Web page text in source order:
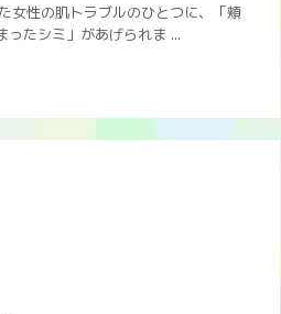
女性の肌トラブルのひとつに、「頬
ったシミ」があげられま ...